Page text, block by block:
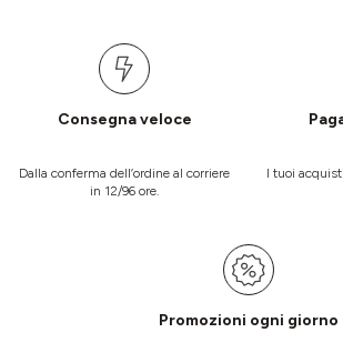
Consegna veloce
Dalla conferma dell’ordine al corriere
in 12/96 ore.
I tuoi
Promozioni ogni giorno